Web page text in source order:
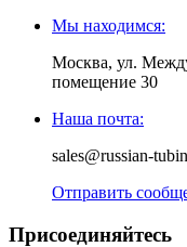
Мы находимся:
Москва, ул.
помещение 30
Наша почта:
sales@russian-
Отправить
Присоединяйтесь